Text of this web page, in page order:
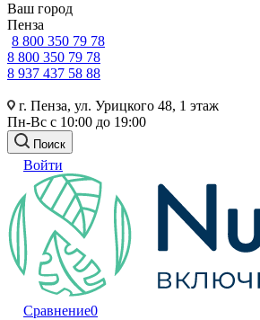
Ваш город
Пенза
8 800 350 79 78
8 800 350 79 78
8 937 437 58 88
г. Пенза, ул. Урицкого 48, 1 этаж
Пн-Вс с 10:00 до 19:00
Поиск
Войти
Сравнение0